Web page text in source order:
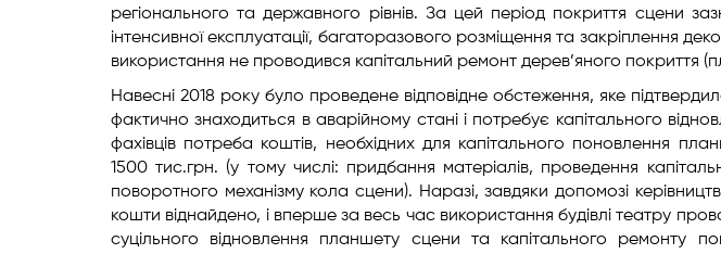
регіонального та державного рівнів. За цей період покриття сцени
інтенсивної експлуатації, багаторазового розміщення та закріплення
використання не проводився капітальний ремонт дерев’яного покриття
Навесні 2018 року було проведене відповідне обстеження, яке
фактично знаходиться в аварійному стані і потребує капітального
фахівців потреба коштів, необхідних для капітального поновлення
1500 тис.грн. (у тому числі: придбання матеріалів, проведення
поворотного механізму кола сцени). Наразі, завдяки допомозі
кошти віднайдено, і вперше за весь час використання будівлі театру
суцільного відновлення планшету сцени та капітального ремонту